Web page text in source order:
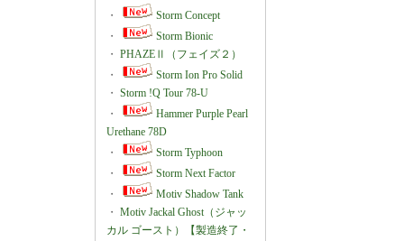
・
Storm Concept
・
Storm Bionic
・ PHAZEⅡ（フェイズ２）
・
Storm Ion Pro Solid
・ Storm !Q Tour 78-U
・
Hammer Purple Pearl
Urethane 78D
・
Storm Typhoon
・
Storm Next Factor
・
Motiv Shadow Tank
・ Motiv Jackal Ghost（ジャッ
カル ゴースト）【製造終了・